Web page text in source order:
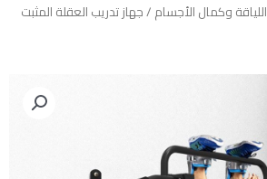
اللياقة وكمال الأجسام / جهاز تدريب العقلة المثبت